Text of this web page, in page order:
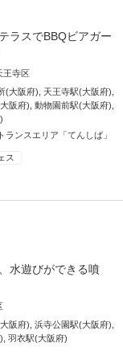
ラスでBBQビアガー
王寺区
(大阪府)
天王寺駅(大阪府)
阪府) ,動物園前駅(大阪府)
ランスエリア「てんしば」
ス
水遊びができる噴
阪府) ,浜寺公園駅(大阪府)
,羽衣駅(大阪府)